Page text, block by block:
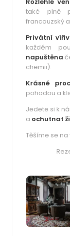
také plně
francouzský
Privátní
každém
napuštěna
chemii).
Krásné
pohodou a
Jedete si k
a ochutnat
Těšíme se na